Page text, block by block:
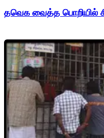
தவெக வைத்த பொறியில்